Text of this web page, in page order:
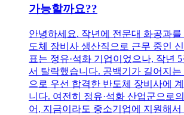
가능할까요??
안녕하세요. 작년에 전문대 화공과
도체 장비사 생산직으로 근무 중인
표는 정유·석화 기업이었으나, 작년
서 탈락했습니다. 공백기가 길어지
으로 우선 합격한 반도체 장비사에
니다. 여전히 정유·석화 산업군으로
어, 지금이라도 중소기업에 지원해서